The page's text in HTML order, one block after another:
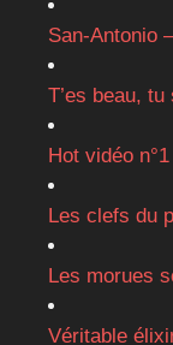
San-Antonio
T’es beau, tu
Hot vidéo n°1
Les clefs du
Les morues
Véritable